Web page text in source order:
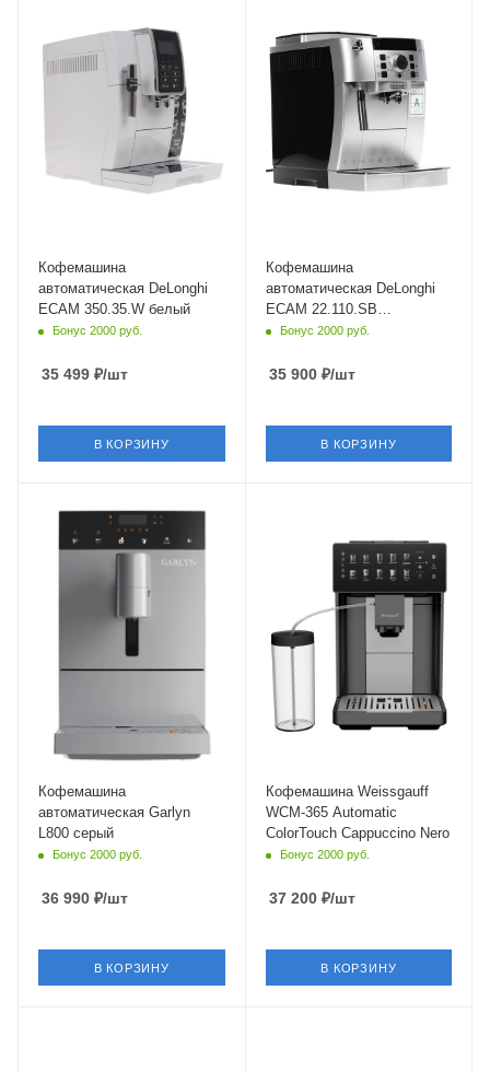
Питание
от сети
Длина сетевого шнура
1.15 м
Кофемашина
автоматическая DeLonghi
ECAM 350.35.W белый
Бонус 2000 руб.
35 499 ₽/шт
В КОРЗИНУ
Питание
от сети
Мощность
1450 Вт
Длина сетевого шнура
1.15 м
Кофемашина
автоматическая DeLonghi
ECAM 22.110.SB
серебристый
Бонус 2000 руб.
35 900₽/шт
В КОРЗИНУ
Материал корпуса
пластик
Длина сетевого шнура
Кофемашина
автоматическая Garlyn
L800 серый
Бонус 2000 руб.
36 990 ₽/шт
В КОРЗИНУ
Кофемашина Weissgauff
WCM-365 Automatic
ColorTouch Cappuccino Nero
Бонус 2000 руб.
37 200₽/шт
В КОРЗИНУ